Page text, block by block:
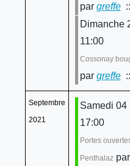
par greffe::
Dimanche
11:00
Cossonay
par greffe::
Septembre
2021
Samedi 04
17:00
Portes
Penthalazpar